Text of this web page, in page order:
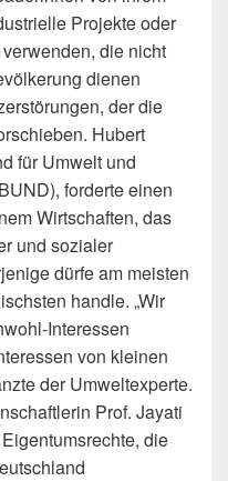
Projekte oder
die nicht
dienen
der die
Hubert
für Umwelt und
forderte einen
Wirtschaften, das
und sozialer
dürfe am meisten
handle. „Wir
Interessen
von kleinen
der Umweltexperte.
Prof. Jayati
die